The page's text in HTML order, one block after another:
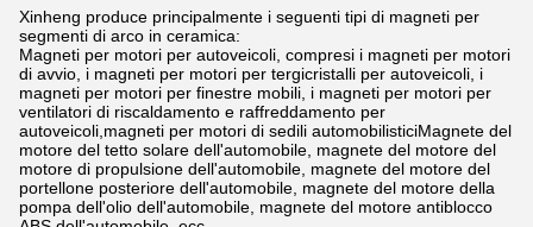
Xinheng produce principalmente i seguenti tipi di magneti per
segmenti di arco in ceramica:
Magneti per motori per autoveicoli, compresi i magneti per motori
di avvio, i magneti per motori per tergicristalli per autoveicoli, i
magneti per motori per finestre mobili, i magneti per motori per
ventilatori di riscaldamento e raffreddamento per
autoveicoli,magneti per motori di sedili automobilisticiMagnete del
motore del tetto solare dell'automobile, magnete del motore del
motore di propulsione dell'automobile, magnete del motore del
portellone posteriore dell'automobile, magnete del motore della
pompa dell'olio dell'automobile, magnete del motore antiblocco